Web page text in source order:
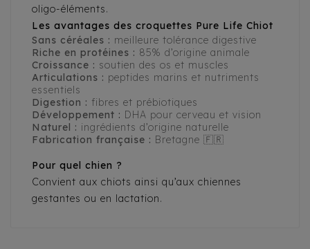
oligo-éléments.
Les avantages des croquettes Pure Life Chiot
Sans céréales : meilleure tolérance digestive
Riche en protéines : 85% d’origine animale
Croissance : soutien des os et muscles
Articulations : peptides marins et nutriments
essentiels
Digestion : fibres et prébiotiques
Développement : DHA pour cerveau et vision
Naturel : ingrédients d’origine naturelle
Fabrication française : Bretagne 🇫🇷
Pour quel chien ?
Convient aux chiots ainsi qu’aux chiennes
gestantes ou en lactation.